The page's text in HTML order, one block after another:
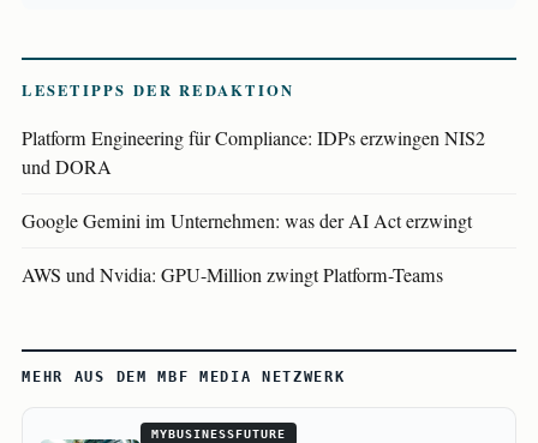
LESETIPPS DER REDAKTION
Platform Engineering für Compliance: IDPs erzwingen NIS2
und DORA
Google Gemini im Unternehmen: was der AI Act erzwingt
AWS und Nvidia: GPU-Million zwingt Platform-Teams
MEHR AUS DEM MBF MEDIA NETZWERK
MYBUSINESSFUTURE